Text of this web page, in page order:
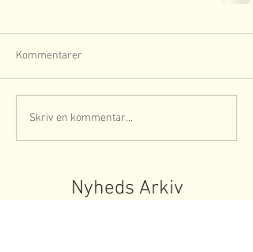
Kommentarer
Skriv en kommentar...
Nyheds Arkiv